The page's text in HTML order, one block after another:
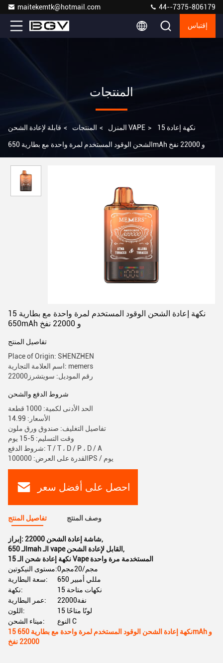
maitekemtk@hotmail.com 44--7375-806179
إقتباس
المنتجات
المنزل > المنتجات > قابلة لإعادة الشحن VAPE > 15 نكهة إعادة
الشحن الوقود المستخدم لمرة واحدة مع بطارية 650mAh و 22000 نفخ
15 نكهة إعادة الشحن الوقود المستخدم لمرة واحدة مع بطارية
650mAh و 22000 نفخ
تفاصيل المنتج
Place of Origin: SHENZHEN
اسم العلامة التجارية: memers
رقم الموديل: سويتشرز22000
شروط الدفع والشحن
الحد الأدنى لكمية: 1000 قطعة
الأسعار: 14.99
تفاصيل التغليف: صندوق ورق ملون
وقت التسليم: 5-15 يوم
شروط الدفع: T / T ، D / P ، D / A
القدرة على العرض: 100000PS / يوم
احصل على أفضل سعر
تفاصيل المنتج وصف المنتج
إبراز: 22000 شاشة إعادة الشحن,
الـ 650mah الـ vape القابل لإعادة الشحن ,
15 نكهة إعادة شحن الـ Vape المستخدمة مرة واحدة
مستوى النيكوتين:
0مجم/20مجم
سعة البطارية:
650 مللي أمبير
نكهة:
15 نكهات متاحة
عمر البطارية:
22000نفة
اللون:
15 لونًا متاحًا
ميناء الشحن:
النوع C
15 نكهة إعادة الشحن الوقود المستخدم لمرة واحدة مع بطارية 650mAh و
22000 نفخ